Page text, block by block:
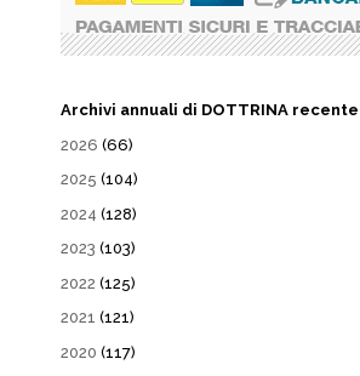
Archivi annuali di DOTTRINA recente
2026 (66)
2025 (104)
2024 (128)
2023 (103)
2022 (125)
2021 (121)
2020 (117)